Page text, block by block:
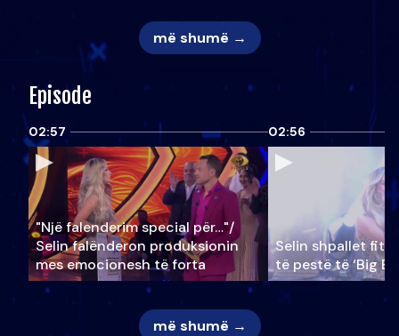
më shumë →
Episode
02:57
"Një falenderim special për…"/
Selin falënderon produksionin
mes emocionesh të forta
02:56
Selin shpallet
të pestë të ‘Big
më shumë →